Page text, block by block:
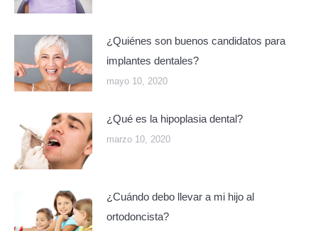
¿Quiénes son buenos candidatos para
implantes dentales?
mayo 10, 2020
¿Qué es la hipoplasia dental?
marzo 10, 2020
¿Cuándo debo llevar a mi hijo al
ortodoncista?